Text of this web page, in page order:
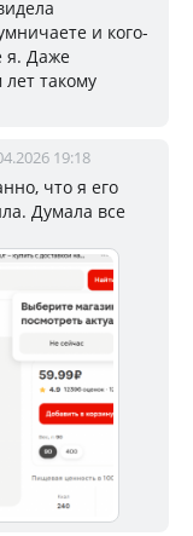
и кого-
я. Даже
лет такому
19:18
что я его
Думала все